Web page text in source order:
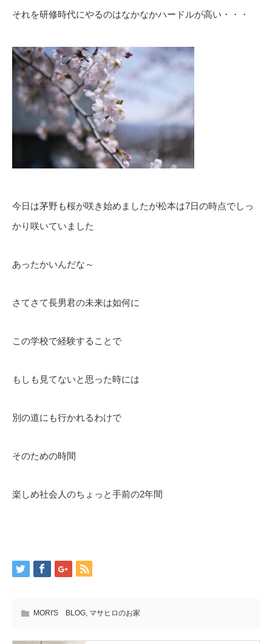
それを研修時代にやるのはなかなかハードルが高い・・・
今日は茅野も桜が咲き始めましたが松本は7日の時点でしっ
かり咲いていました
あったかいんだな～
さてさて長男君の未来は如何に
この学校で経験することで
もしも見てないと思った時には
別の道にも行かれるわけで
そのための時間
楽しめ社会人のちょっと手前の2年間
MORI'S BLOG, マサヒロのお家